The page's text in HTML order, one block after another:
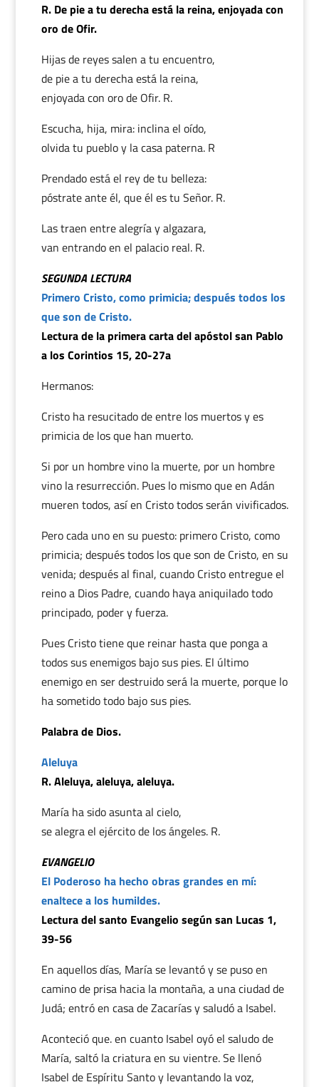
R. De pie a tu derecha está la reina, enjoyada con
oro de Ofir.
Hijas de reyes salen a tu encuentro,
de pie a tu derecha está la reina,
enjoyada con oro de Ofir. R.
Escucha, hija, mira: inclina el oído,
olvida tu pueblo y la casa paterna. R
Prendado está el rey de tu belleza:
póstrate ante él, que él es tu Señor. R.
Las traen entre alegría y algazara,
van entrando en el palacio real. R.
SEGUNDA LECTURA
Primero Cristo, como primicia; después todos los
que son de Cristo.
Lectura de la primera carta del apóstol san Pablo
a los Corintios 15, 20-27a
Hermanos:
Cristo ha resucitado de entre los muertos y es
primicia de los que han muerto.
Si por un hombre vino la muerte, por un hombre
vino la resurrección. Pues lo mismo que en Adán
mueren todos, así en Cristo todos serán vivificados.
Pero cada uno en su puesto: primero Cristo, como
primicia; después todos los que son de Cristo, en su
venida; después al final, cuando Cristo entregue el
reino a Dios Padre, cuando haya aniquilado todo
principado, poder y fuerza.
Pues Cristo tiene que reinar hasta que ponga a
todos sus enemigos bajo sus pies. El último
enemigo en ser destruido será la muerte, porque lo
ha sometido todo bajo sus pies.
Palabra de Dios.
Aleluya
R. Aleluya, aleluya, aleluya.
María ha sido asunta al cielo,
se alegra el ejército de los ángeles. R.
EVANGELIO
El Poderoso ha hecho obras grandes en mí:
enaltece a los humildes.
Lectura del santo Evangelio según san Lucas 1,
39-56
En aquellos días, María se levantó y se puso en
camino de prisa hacia la montaña, a una ciudad de
Judá; entró en casa de Zacarías y saludó a Isabel.
Aconteció que. en cuanto Isabel oyó el saludo de
María, saltó la criatura en su vientre. Se llenó
Isabel de Espíritu Santo y levantando la voz,